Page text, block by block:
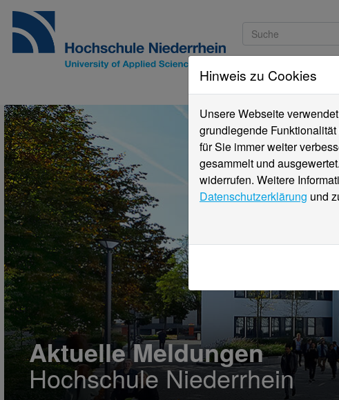
Studieninteressierte
Aktuelle Meldungen
Hochschule Niederrhein
Hinweis zu Cookies
Unsere Webseite
grundlegende
für Sie immer weiter
gesammelt und
widerrufen. Weitere
Datenschutzerklärung und